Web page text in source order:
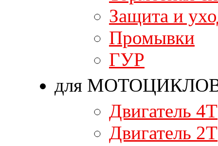
Защита и
Промывки
ГУР
для
Двигатель 4T
Двигатель 2T